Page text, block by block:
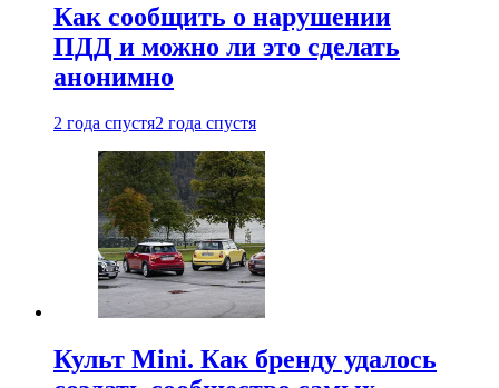
Как сообщить о нарушении
ПДД и можно ли это сделать
анонимно
2 года спустя2 года спустя
Культ Mini. Как бренду удалось